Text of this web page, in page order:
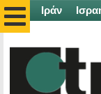
Ιράν